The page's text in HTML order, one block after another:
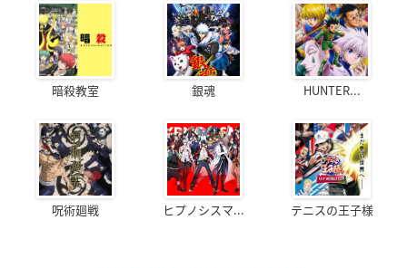
暗殺教室 銀魂 HUNTER...
呪術廻戦 ヒプノシスマ... テニスの王子様